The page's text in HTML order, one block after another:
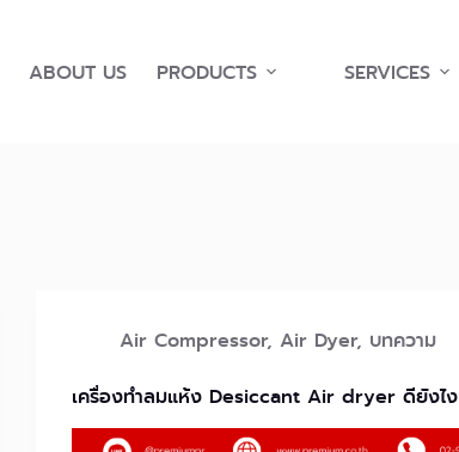
ABOUT US PRODUCTS SERVICES
Air Compressor, Air Dyer, บทความ
เครื่องทำลมแห้ง Desiccant Air dryer ดียังไง